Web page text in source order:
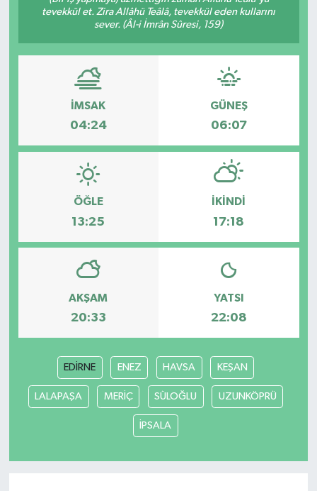
tevekkül et. Zira Allâhü Teâlâ, tevekkül eden kullarını
sever. (Âl-i İmrân Sûresi, 159)
İMSAK
04:24
GÜNEŞ
06:07
ÖĞLE
13:25
İKINDI
17:18
AKŞAM
20:33
YATSI
22:08
EDİRNE ENEZ HAVSA KEŞAN
LALAPAŞA MERİÇ SÜLOĞLU UZUNKÖPRÜ
İPSALA